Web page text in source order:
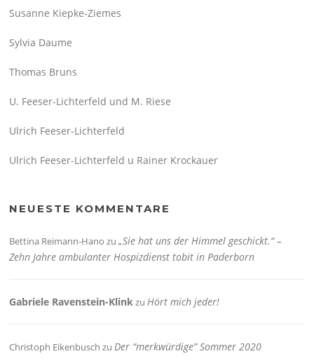
Susanne Kiepke-Ziemes
Sylvia Daume
Thomas Bruns
U. Feeser-Lichterfeld und M. Riese
Ulrich Feeser-Lichterfeld
Ulrich Feeser-Lichterfeld u Rainer Krockauer
NEUESTE KOMMENTARE
Bettina Reimann-Hano zu„Sie hat uns der Himmel geschickt.“ –
Zehn Jahre ambulanter Hospizdienst tobit in Paderborn
Gabriele Ravenstein-Klink zu Hört mich jeder!
Christoph Eikenbusch zu Der “merkwürdige” Sommer 2020